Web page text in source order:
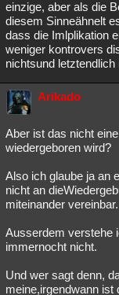
einzige, aber als die
diesem Sinneähnelt
dass die Imlplikation
weniger kontrovers
nichtsund
Arikado
Aber ist das nicht
wiedergeboren wird?
Also ich glaube ja an
nicht an
miteinander
Ausserdem verstehe
immernocht nicht.
Und wer sagt denn,
meine,irgendwann ist